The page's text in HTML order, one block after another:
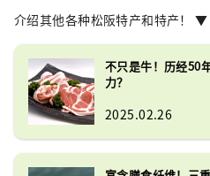
介绍其他各种松阪特产和特产！ ▼
不只是牛！历经50
力？
2025.02.26